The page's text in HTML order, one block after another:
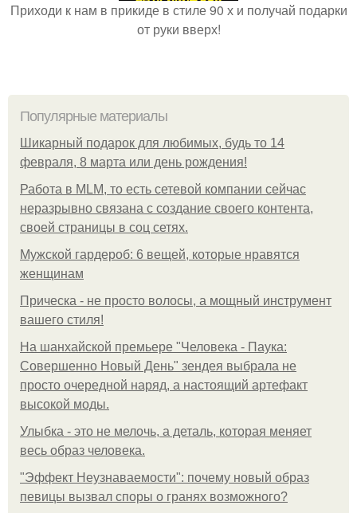
Приходи к нам в прикиде в стиле 90 х и получай подарки
от руки вверх!
Популярные материалы
Шикарный подарок для любимых, будь то 14
февраля, 8 марта или день рождения!
Работа в MLM, то есть сетевой компании сейчас
неразрывно связана с создание своего контента,
своей страницы в соц сетях.
Мужской гардероб: 6 вещей, которые нравятся
женщинам
Прическа - не просто волосы, а мощный инструмент
вашего стиля!
На шанхайской премьере "Человека - Паука:
Совершенно Новый День" зендея выбрала не
просто очередной наряд, а настоящий артефакт
высокой моды.
Улыбка - это не мелочь, а деталь, которая меняет
весь образ человека.
"Эффект Неузнаваемости": почему новый образ
певицы вызвал споры о гранях возможного?